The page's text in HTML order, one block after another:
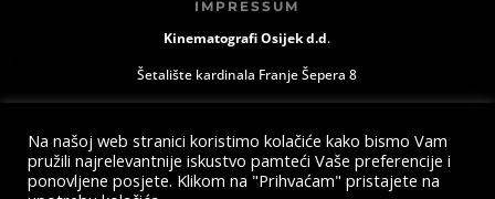
IMPRESSUM
Kinematografi Osijek d.d.
Šetalište kardinala Franje Šepera 8
Na našoj web stranici koristimo kolačiće kako bismo Vam
pružili najrelevantnije iskustvo pamteći Vaše preferencije i
ponovljene posjete. Klikom na "Prihvaćam" pristajete na